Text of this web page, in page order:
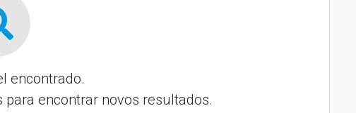
encontrado.
encontrar novos resultados.